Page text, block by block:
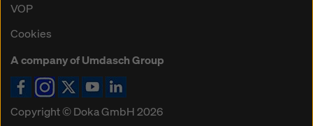
VOP
Cookies
A company of Umdasch Group
Ikona Facebook
Ikona Instagram
Ikona XIkona YouTube
Ikona LinkedIn
Copyright © Doka GmbH 2026